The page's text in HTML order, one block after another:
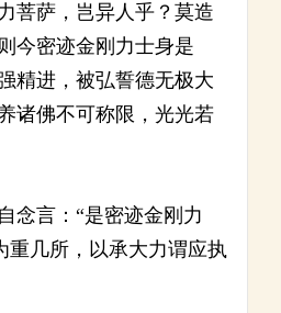
菩萨，岂异人乎？莫造
今密迹金刚力士身是
精进，被弘誓德无极大
诸佛不可称限，光光若
念言：“是密迹金刚力
重几所，以承大力谓应执